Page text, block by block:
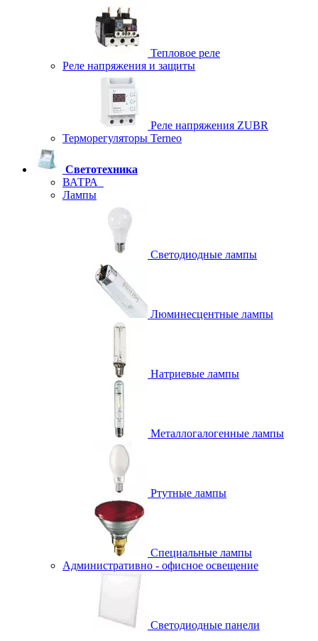
Тепловое реле
Реле напряжения и защиты
Реле напряжения ZUBR
Терморегуляторы Terneo
Светотехника
ВАТРА
Лампы
Светодиодные лампы
Люминесцентные лампы
Натриевые лампы
Металлогалогенные лампы
Ртутные лампы
Специальные лампы
Административно - офисное освещение
Светодиодные панели